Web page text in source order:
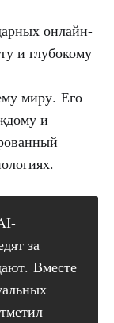
онлайн-
и глубокому
миру. Его
и
за
Вместе